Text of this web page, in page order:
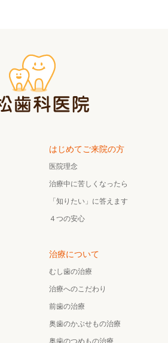
はじめてご来院の方
医院理念
治療中に苦しくなったら
「知りたい」に答えます
４つの安心
治療について
むし歯の治療
治療へのこだわり
前歯の治療
奥歯のかぶせもの治療
奥歯のつめもの治療